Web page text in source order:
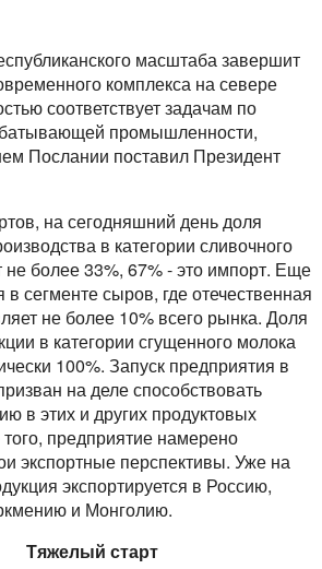
масштаба завершит
комплекса на севере
соответствует задачам по
промышленности,
Послании поставил Президент
на сегодняшний день доля
в категории сливочного
не более 33%, 67% - это импорт. Еще
сегменте сыров, где отечественная
не более 10% всего рынка. Доля
в категории сгущенного молока
100%. Запуск предприятия в
на деле способствовать
в этих и других продуктовых
предприятие намерено
экспортные перспективы. Уже на
экспортируется в Россию,
и Монголию.
Тяжелый старт